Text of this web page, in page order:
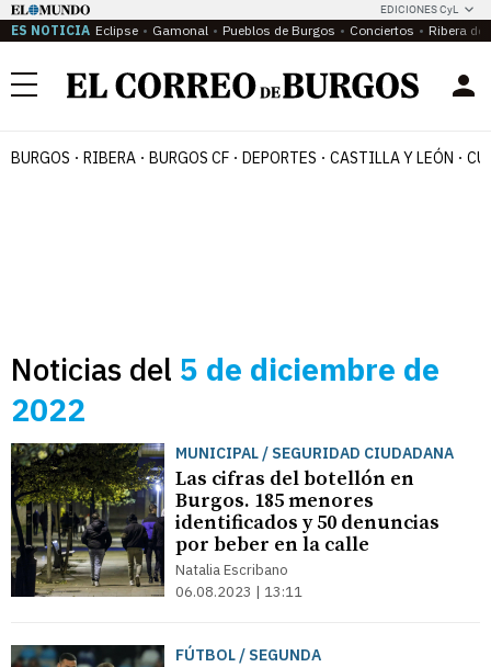
EDICIONES CyL
ES NOTICIA Eclipse Gamonal Pueblos de Burgos Conciertos Ribera del
Menú
BURGOS RIBERA BURGOS CF DEPORTES CASTILLA Y LEÓN
Noticias del 5 de diciembre de
2022
MUNICIPAL / SEGURIDAD CIUDADANA
Las cifras del botellón en
Burgos. 185 menores
identificados y 50 denuncias
por beber en la calle
Natalia Escribano
06.08.2023 | 13:11
FÚTBOL / SEGUNDA